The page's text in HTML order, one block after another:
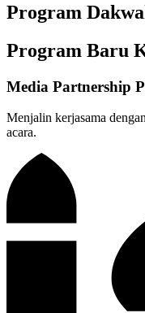
Program
Program Baru
Media Partnership
Menjalin kerjasama
acara.